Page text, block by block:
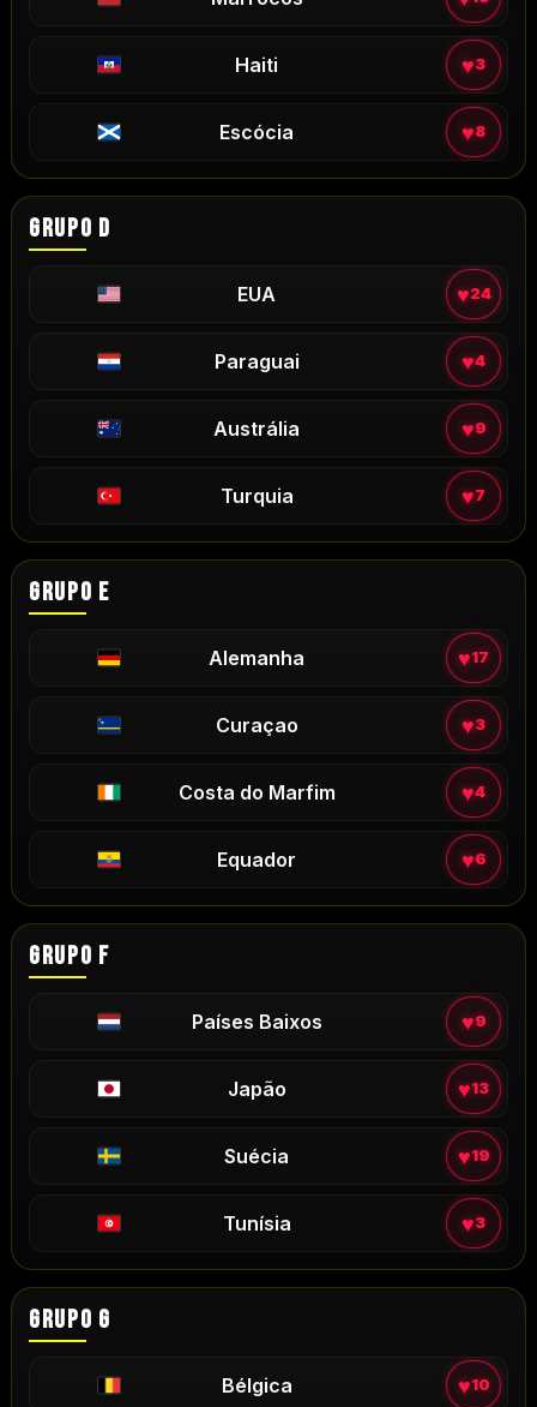
Haiti ♥3
Escócia ♥8
GRUPO D
EUA ♥24
Paraguai ♥4
Austrália ♥9
Turquia ♥7
GRUPO E
Alemanha ♥17
Curaçao ♥3
Costa do Marfim ♥4
Equador ♥6
GRUPO F
Países Baixos ♥9
Japão ♥13
Suécia ♥19
Tunísia ♥3
GRUPO G
Bélgica ♥10